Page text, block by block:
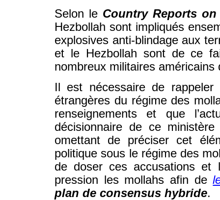
Selon le Country Reports
Hezbollah sont impliqués
explosives anti-blindage aux
et le Hezbollah sont de ce
nombreux militaires américains
Il est nécessaire de
étrangères du régime des
renseignements et que
décisionnaire de ce
omettant de préciser cet
politique sous le régime des
de doser ces accusations et
pression les mollahs afin de
plan de consensus hybride.